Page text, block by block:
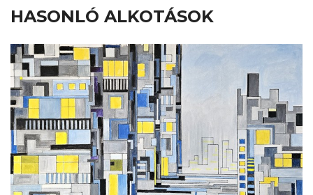
HASONLÓ ALKOTÁSOK